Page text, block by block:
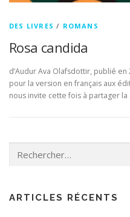
DES LIVRES / ROMANS
Rosa candida
d’Audur Ava Olafsdottir, publié
pour la version en français aux
nous invite cette fois à partager la
ARTICLES RÉCENTS